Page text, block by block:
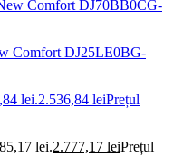
Comfort DJ25LE0BG-
lei.2.536,84 leiPrețul
lei.2.777,17 leiPrețul